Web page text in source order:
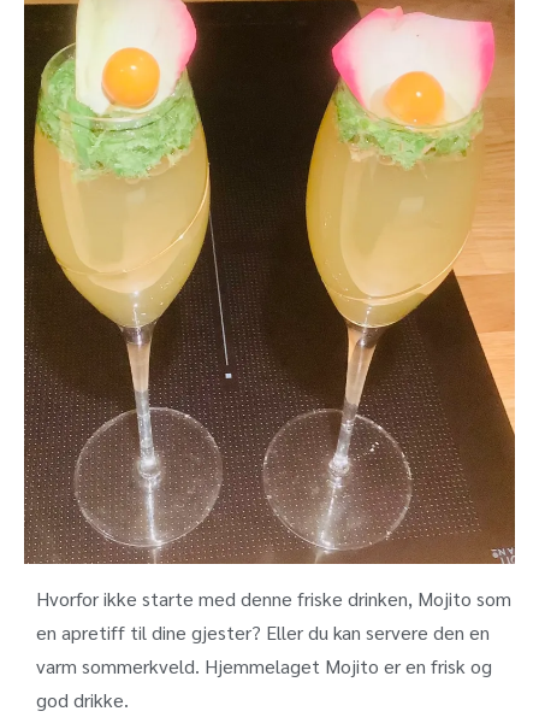
Hvorfor ikke starte med denne friske drinken, Mojito som
en apretiff til dine gjester? Eller du kan servere den en
varm sommerkveld. Hjemmelaget Mojito er en frisk og
god drikke.